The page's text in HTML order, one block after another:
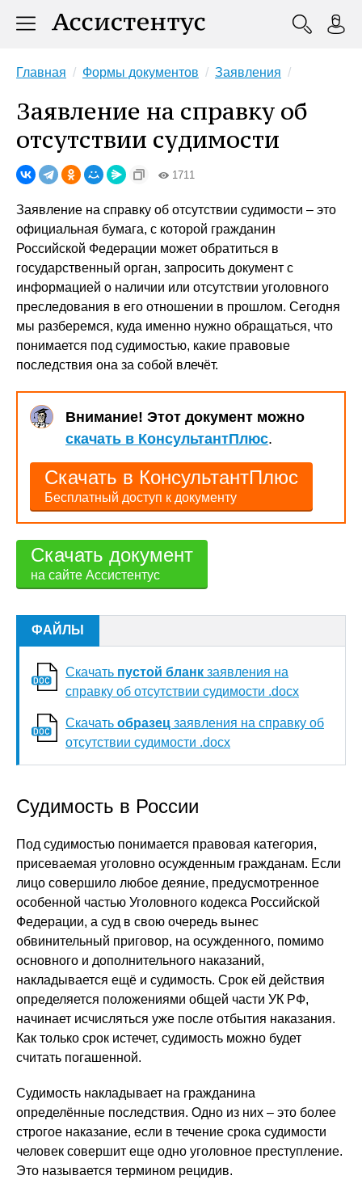
Главная Формы документов Заявления
Заявление на справку об
отсутствии судимости
1711
Заявление на справку об отсутствии судимости – это
официальная бумага, с которой гражданин
Российской Федерации может обратиться в
государственный орган, запросить документ с
информацией о наличии или отсутствии уголовного
преследования в его отношении в прошлом. Сегодня
мы разберемся, куда именно нужно обращаться, что
понимается под судимостью, какие правовые
последствия она за собой влечёт.
Внимание! Этот документ можно
скачать в КонсультантПлюс.
Скачать в КонсультантПлюс
Бесплатный доступ к документу
Скачать документ
на сайте Ассистентус
ФАЙЛЫ
Скачать пустой бланк заявления на
справку об отсутствии судимости .docx
Скачать образец заявления на справку об
отсутствии судимости .docx
Судимость в России
Под судимостью понимается правовая категория,
присеваемая уголовно осужденным гражданам. Если
лицо совершило любое деяние, предусмотренное
особенной частью Уголовного кодекса Российской
Федерации, а суд в свою очередь вынес
обвинительный приговор, на осужденного, помимо
основного и дополнительного наказаний,
накладывается ещё и судимость. Срок ей действия
определяется положениями общей части УК РФ,
начинает исчисляться уже после отбытия наказания.
Как только срок истечет, судимость можно будет
считать погашенной.
Судимость накладывает на гражданина
определённые последствия. Одно из них – это более
строгое наказание, если в течение срока судимости
человек совершит еще одно уголовное преступление.
Это называется термином рецидив.